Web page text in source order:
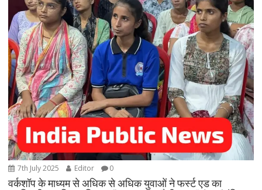
7th July 2025 Editor 0
वर्कशॉप के माध्यम से अधिक से अधिक युवाओं ने फर्स्ट एड का